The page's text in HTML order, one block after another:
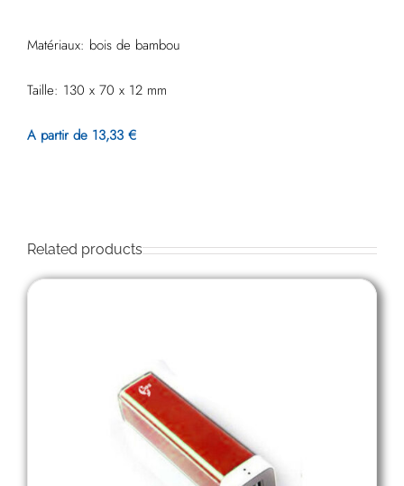
Matériaux: bois de bambou
Taille: 130 x 70 x 12 mm
A partir de 13,33 €
Related products